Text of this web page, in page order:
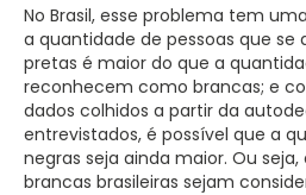
No Brasil, esse problema tem
a quantidade de pessoas que se
pretas é maior do que a
reconhecem como brancas; e
dados colhidos a partir da
entrevistados, é possível que a
negras seja ainda maior. Ou
brancas brasileiras sejam